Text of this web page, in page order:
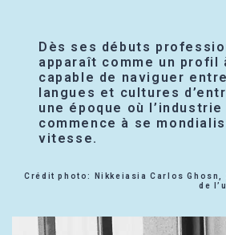
Dès ses débuts
apparaît comme un profil
capable de naviguer
langues et cultures
une époque où
commence à se
vitesse.
Crédit photo: Nikkeiasia Carlos Ghosn,
de